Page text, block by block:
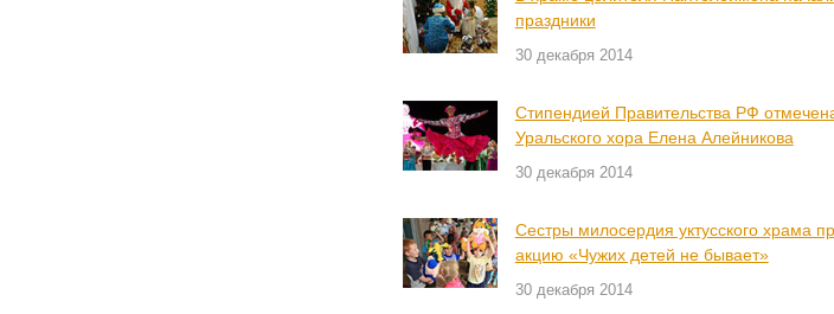
праздники
30 декабря 2014
Стипендией Правительства РФ
Уральского хора Елена Алейникова
30 декабря 2014
Сестры милосердия уктусского храма
акцию «Чужих детей не бывает»
30 декабря 2014